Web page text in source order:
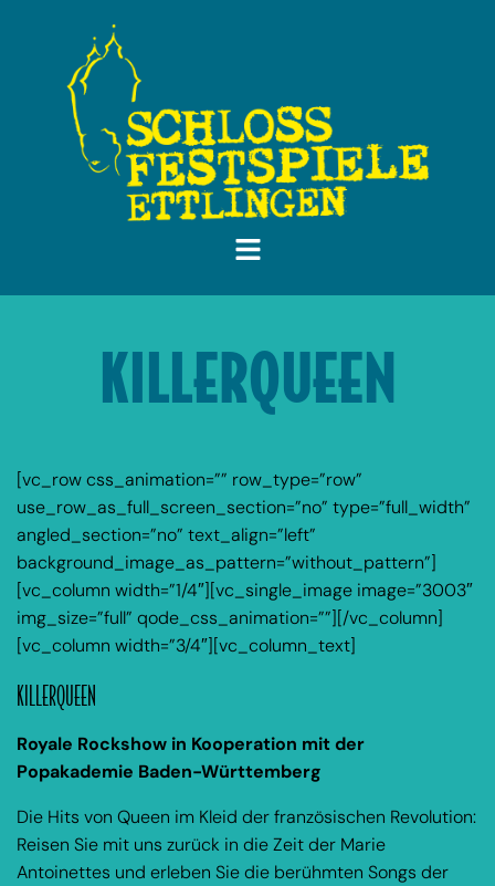
KILLERQUEEN
[vc_row css_animation=”” row_type=”row”
use_row_as_full_screen_section=”no” type=”full_width”
angled_section=”no” text_align=”left”
background_image_as_pattern=”without_pattern”]
[vc_column width=”1/4″][vc_single_image image=”3003″
img_size=”full” qode_css_animation=””][/vc_column]
[vc_column width=”3/4″][vc_column_text]
KILLERQUEEN
Royale Rockshow in Kooperation mit der
Popakademie Baden-Württemberg
Die Hits von Queen im Kleid der französischen Revolution:
Reisen Sie mit uns zurück in die Zeit der Marie
Antoinettes und erleben Sie die berühmten Songs der